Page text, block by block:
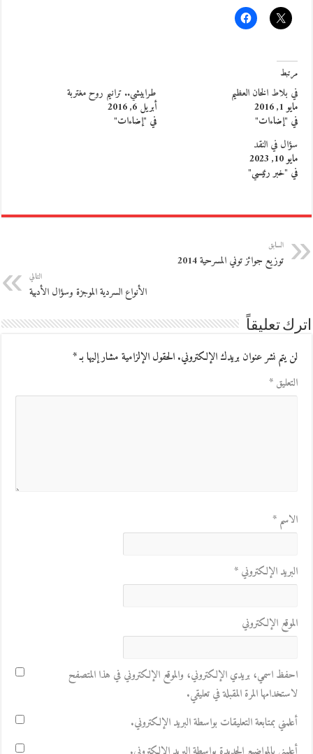
مرتبط
في بلاط الخان العظيم
مايو 1, 2016
في "إضاءات"
طرابيشي.. ترانيم روح مغتربة
أبريل 6, 2016
في "إضاءات"
سؤال في النقد
مايو 10, 2023
في "خبر رئيسي"
السابق
توزيع جوائز توني المسرحية 2014
التالي
الأنواع السردية الموجزة وسؤال الأدبية
اترك تعليقاً
لن يتم نشر عنوان بريدك الإلكتروني.الحقول الإلزامية مشار إليها بـ*
التعليق*
الاسم*
البريد الإلكتروني*
الموقع الإلكتروني
احفظ اسمي، بريدي الإلكتروني، والموقع الإلكتروني في هذا المتصفح
لاستخدامها المرة المقبلة في تعليقي.
أعلمني بمتابعة التعليقات بواسطة البريد الإلكتروني.